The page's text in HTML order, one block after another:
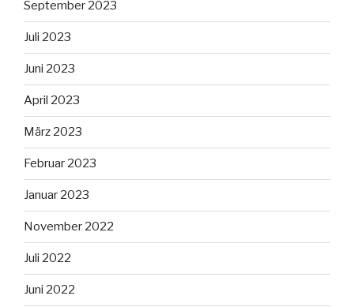
September 2023
Juli 2023
Juni 2023
April 2023
März 2023
Februar 2023
Januar 2023
November 2022
Juli 2022
Juni 2022